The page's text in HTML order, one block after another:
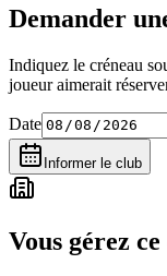
Demander
Indiquez le créneau
joueur aimerait
Date
Informer le club
Vous gérez